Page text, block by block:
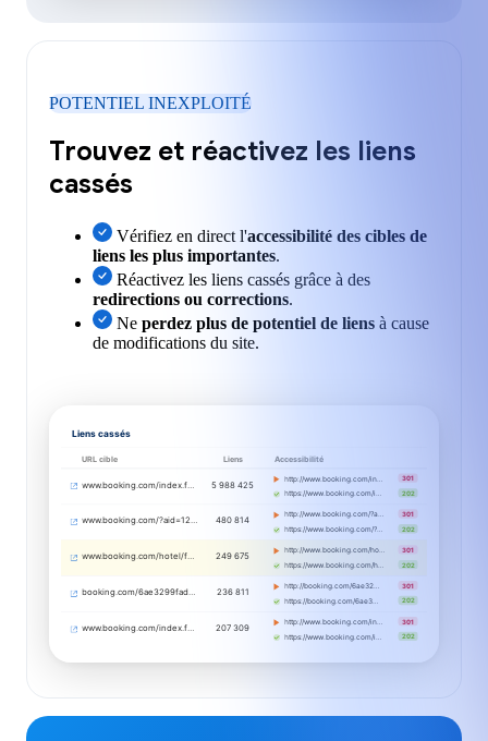
POTENTIEL INEXPLOITÉ
Trouvez et réactivez les liens
cassés
Vérifiez en direct l'accessibilité des cibles de
liens les plus importantes.
Réactivez les liens cassés grâce à des
redirections ou corrections.
Ne perdez plus de potentiel de liens à cause
de modifications du site.
Liens cassés
URL cible Liens Accessibilité
www.booking.com/index.f… 5 988 425 http://www.booking.com/in… 301
https://www.booking.com/i… 202
www.booking.com/?aid=12… 480 814 http://www.booking.com/?a… 301
https://www.booking.com/?… 202
www.booking.com/hotel/f… 249 675 http://www.booking.com/ho… 301
https://www.booking.com/h… 202
booking.com/6ae3299fad… 236 811 http://booking.com/6ae32… 301
https://booking.com/6ae3… 202
www.booking.com/index.f… 207 309 http://www.booking.com/in… 301
https://www.booking.com/i… 202